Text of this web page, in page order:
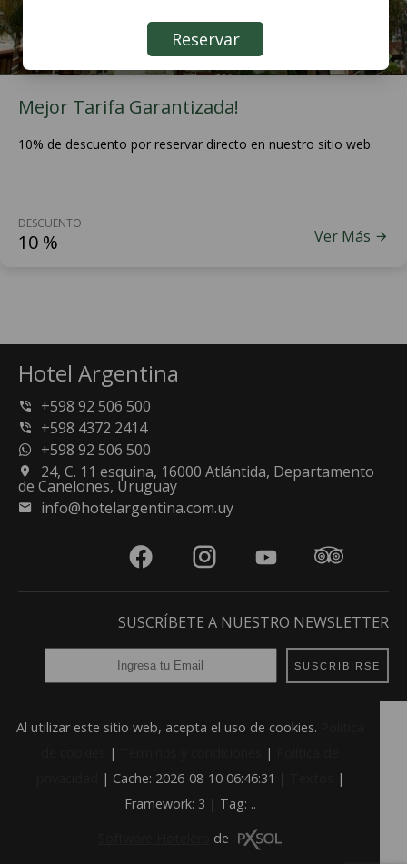
Mejor Tarifa Garantizada!
10% de descuento por reservar directo en nuestro sitio web.
DESCUENTO
10 % Ver Más
Hotel Argentina
+598 92 506 500
+598 4372 2414
+598 92 506 500
24, C. 11 esquina, 16000 Atlántida, Departamento
de Canelones, Uruguay
info@hotelargentina.com.uy
SUSCRÍBETE A NUESTRO NEWSLETTER
SUSCRIBIRSE
Al utilizar este sitio web, acepta el uso de cookies.
| |
| Cache: 2026-08-10 06:46:31 |
|
Framework: 3 | Tag: ..
de
Reservar